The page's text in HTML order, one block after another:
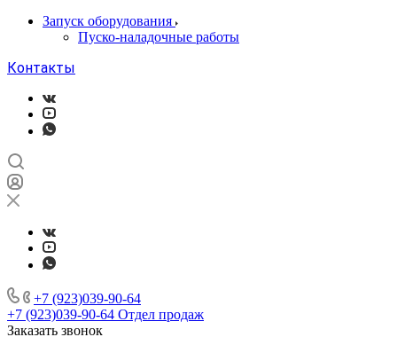
Запуск оборудования
Пуско-наладочные работы
Контакты
+7 (923)039-90-64
+7 (923)039-90-64 Отдел продаж
Заказать звонок